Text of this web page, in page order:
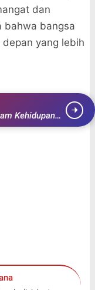
dan
bahwa bangsa
yang lebih
Kehidupan